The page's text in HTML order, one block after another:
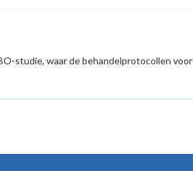
studie, waar de behandelprotocollen